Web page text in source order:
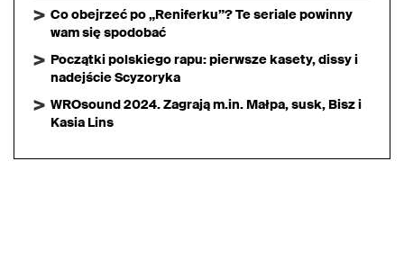
Co obejrzeć po „Reniferku”? Te seriale powinny
wam się spodobać
Początki polskiego rapu: pierwsze kasety, dissy i
nadejście Scyzoryka
WROsound 2024. Zagrają m.in. Małpa, susk, Bisz i
Kasia Lins